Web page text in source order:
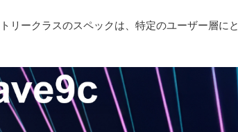
ークラスのスペックは、特定のユーザー層にと